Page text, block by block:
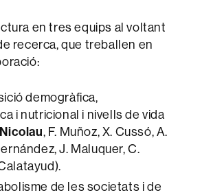
en tres equips al voltant
recerca, que treballen en
demogràfica,
i nutricional i nivells de vida
, F. Muñoz, X. Cussó, A.
J. Maluquer, C.
de les societats i de